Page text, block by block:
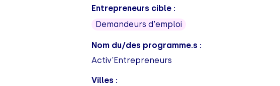
Entrepreneurs cible :
Demandeurs d'emploi
Nom du/des programme.s :
Activ'Entrepreneurs
Villes :